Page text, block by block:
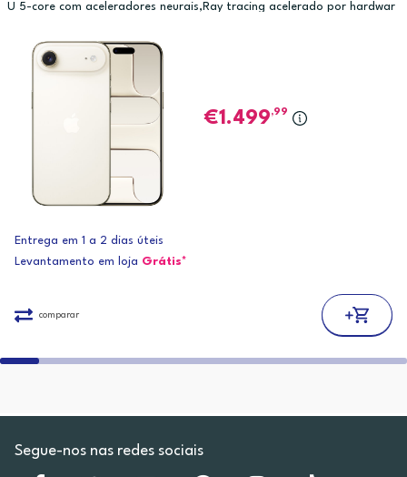
U 5-core com aceleradores neurais,Ray tracing acelerado por hardwar
1.499,99
Entrega em 1 a 2 dias úteis
Levantamento em loja Grátis*
comparar
Segue-nos nas redes sociais